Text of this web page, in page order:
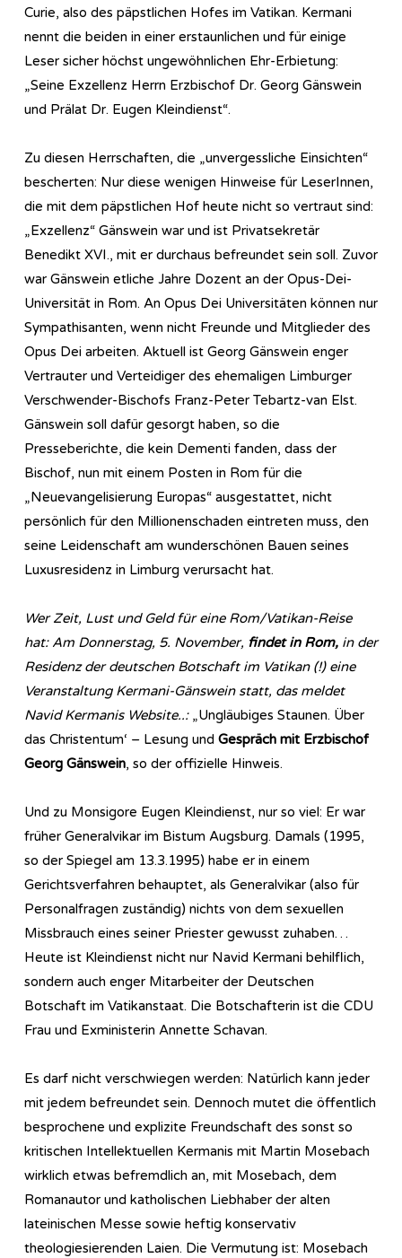
Curie, also des päpstlichen Hofes im Vatikan. Kermani
nennt die beiden in einer erstaunlichen und für einige
Leser sicher höchst ungewöhnlichen Ehr-Erbietung:
„Seine Exzellenz Herrn Erzbischof Dr. Georg Gänswein
und Prälat Dr. Eugen Kleindienst“.
Zu diesen Herrschaften, die „unvergessliche Einsichten“
bescherten: Nur diese wenigen Hinweise für LeserInnen,
die mit dem päpstlichen Hof heute nicht so vertraut sind:
„Exzellenz“ Gänswein war und ist Privatsekretär
Benedikt XVI., mit er durchaus befreundet sein soll. Zuvor
war Gänswein etliche Jahre Dozent an der Opus-Dei-
Universität in Rom. An Opus Dei Universitäten können nur
Sympathisanten, wenn nicht Freunde und Mitglieder des
Opus Dei arbeiten. Aktuell ist Georg Gänswein enger
Vertrauter und Verteidiger des ehemaligen Limburger
Verschwender-Bischofs Franz-Peter Tebartz-van Elst.
Gänswein soll dafür gesorgt haben, so die
Presseberichte, die kein Dementi fanden, dass der
Bischof, nun mit einem Posten in Rom für die
„Neuevangelisierung Europas“ ausgestattet, nicht
persönlich für den Millionenschaden eintreten muss, den
seine Leidenschaft am wunderschönen Bauen seines
Luxusresidenz in Limburg verursacht hat.
Wer Zeit, Lust und Geld für eine Rom/Vatikan-Reise
hat: Am Donnerstag, 5. November, findet in Rom, in der
Residenz der deutschen Botschaft im Vatikan (!) eine
Veranstaltung Kermani-Gänswein statt, das meldet
Navid Kermanis Website..: „Ungläubiges Staunen. Über
das Christentum‘ – Lesung und Gespräch mit Erzbischof
Georg Gänswein, so der offizielle Hinweis.
Und zu Monsigore Eugen Kleindienst, nur so viel: Er war
früher Generalvikar im Bistum Augsburg. Damals (1995,
so der Spiegel am 13.3.1995) habe er in einem
Gerichtsverfahren behauptet, als Generalvikar (also für
Personalfragen zuständig) nichts von dem sexuellen
Missbrauch eines seiner Priester gewusst zuhaben…
Heute ist Kleindienst nicht nur Navid Kermani behilflich,
sondern auch enger Mitarbeiter der Deutschen
Botschaft im Vatikanstaat. Die Botschafterin ist die CDU
Frau und Exministerin Annette Schavan.
Es darf nicht verschwiegen werden: Natürlich kann jeder
mit jedem befreundet sein. Dennoch mutet die öffentlich
besprochene und explizite Freundschaft des sonst so
kritischen Intellektuellen Kermanis mit Martin Mosebach
wirklich etwas befremdlich an, mit Mosebach, dem
Romanautor und katholischen Liebhaber der alten
lateinischen Messe sowie heftig konservativ
theologiesierenden Laien. Die Vermutung ist: Mosebach